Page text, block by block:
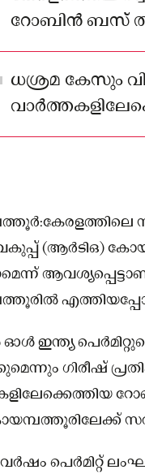
റോബിൻ ബസ്
വകുപ്പ് കോയമ്പത്തൂരിൽ വെച്ച്
ധശ്രമ കേസും
കഴിഞ്ഞ വർഷം
(ആർടിഒ)
ഇന്ത്യ
ഗിരീഷ്
പെര്‍മിറ്റ്